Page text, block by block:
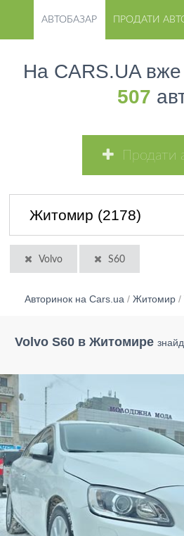
АВТОБАЗАР ПРОДАТИ
На CARS.UA
507
Продати
Volvo S60
Авторинок на Cars.ua / Житомир /
Volvo S60 в Житомире